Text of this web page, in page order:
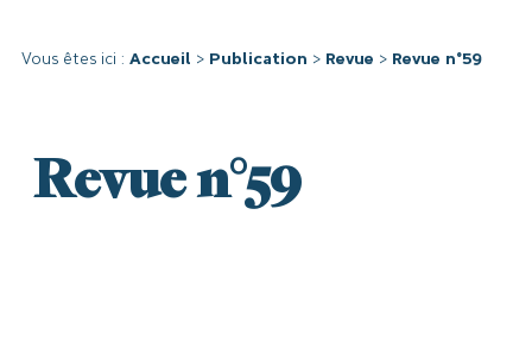
Vous êtes ici : Accueil > Publication > Revue > Revue n°59
Revue n°59